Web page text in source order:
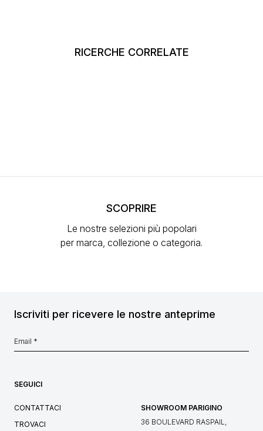
RICERCHE CORRELATE
SCOPRIRE
Le nostre selezioni più popolari
per marca, collezione o categoria.
Iscriviti per ricevere le nostre anteprime
SEGUICI
CONTATTACI
TROVACI
SHOWROOM PARIGINO
36 BOULEVARD RASPAIL,